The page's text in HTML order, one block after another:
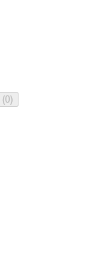
(0)